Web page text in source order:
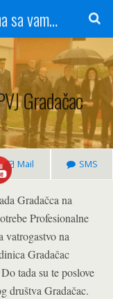
Radio Gradačac - 56 godina sa vama...
Gradačac
Mail SMS
Gradačca na
Profesionalne
vatrogastvo na
Gradačac
tada su te poslove
društva Gradačac.